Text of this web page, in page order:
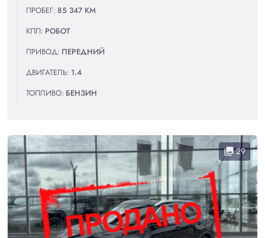
ПРОБЕГ: 85 347 КМ
КПП: РОБОТ
ПРИВОД: ПЕРЕДНИЙ
ДВИГАТЕЛЬ: 1.4
ТОПЛИВО: БЕНЗИН
collections29